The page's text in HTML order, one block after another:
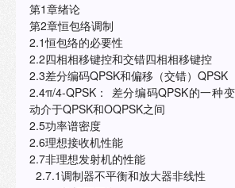
第1章绪论
第2章恒包络调制
2.1恒包络的必要性
2.2四相相移键控和交错四相相移键控
2.3差分编码QPSK和偏移（交错）QPSK
2.4π/4-QPSK： 差分编码QPSK的一种
动介于QPSK和OQPSK之间
2.5功率谱密度
2.6理想接收机性能
2.7非理想发射机的性能
2.7.1调制器不平衡和放大器非线性